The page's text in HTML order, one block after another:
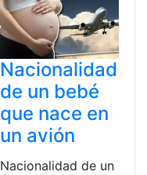
Nacionalidad
de un bebé
que nace en
un avión
Nacionalidad de un